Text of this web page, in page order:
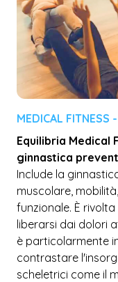
MEDICAL FITNESS
Equilibria Medical
ginnastica
Include la
muscolare,
funzionale. È
liberarsi dai dolori
è particolarmente
contrastare
scheletrici come il